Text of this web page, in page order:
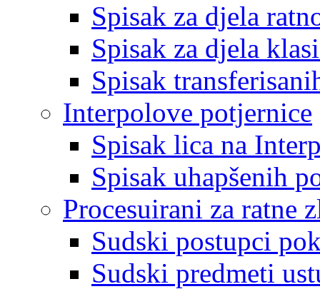
Spisak za djela
Spisak za djela
Spisak
Interpolove potjernice
Spisak lica na
Spisak uhapšenih
Procesuirani za ratne
Sudski postupci
Sudski predmeti